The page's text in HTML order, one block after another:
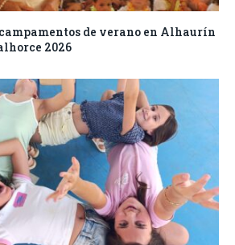
de verano en Alhaurín
2026